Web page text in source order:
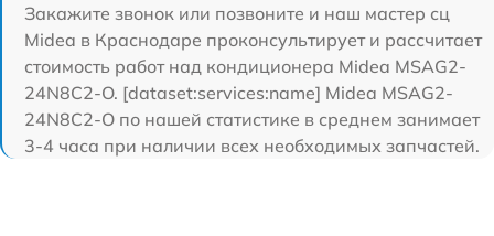
Закажите звонок или позвоните и наш мастер сц
Midea в Краснодаре проконсультирует и рассчитает
стоимость работ над кондиционера Midea MSAG2-
24N8C2-O. [dataset:services:name] Midea MSAG2-
24N8C2-O по нашей статистике в среднем занимает
3-4 часа при наличии всех необходимых запчастей.